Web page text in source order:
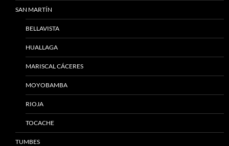
SAN MARTÍN
BELLAVISTA
HUALLAGA
MARISCAL CÁCERES
MOYOBAMBA
RIOJA
TOCACHE
TUMBES